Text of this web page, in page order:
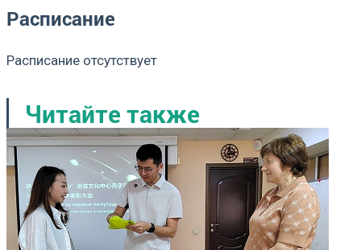
Расписание
Расписание отсутствует
Читайте также